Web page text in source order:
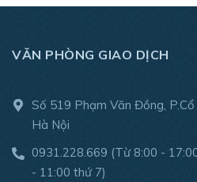
VĂN PHÒNG GIAO DỊCH
Số 519 Phạm Văn Đồng,
Hà Nội
0931.228.669 (Từ 8:00 -
- 11:00 thứ 7)